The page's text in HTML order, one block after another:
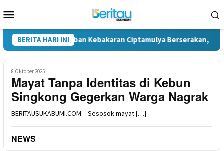
ke
Mobile
BERITA HARI INI
Pakaian Korban Kebakaran Ciptamulya Berserakan,
8 Oktober 2025
Mayat Tanpa Identitas di Kebun
Singkong Gegerkan Warga Nagrak
BERITAUSUKABUMI.COM – Sesosok mayat […]
NEWS